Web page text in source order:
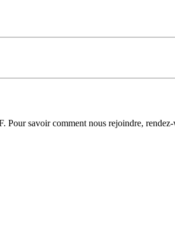
savoir comment nous rejoindre, rendez-